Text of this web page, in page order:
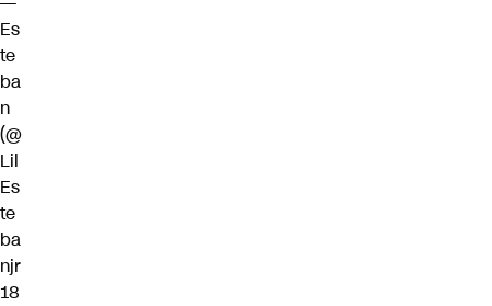
Es
te
ba
n
(@
Lil
Es
te
ba
njr
18